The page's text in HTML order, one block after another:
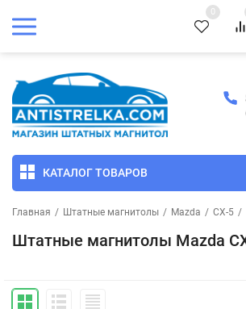
0
КАТАЛОГ ТОВАРОВ
Главная / Штатные магнитолы / Mazda / CX-5 /
Штатные магнитолы Mazda